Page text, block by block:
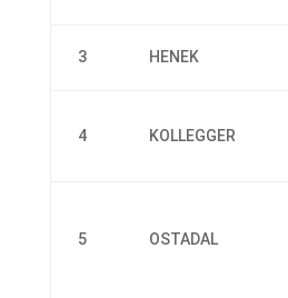
3 HENEK
4 KOLLEGGER
5 OSTADAL